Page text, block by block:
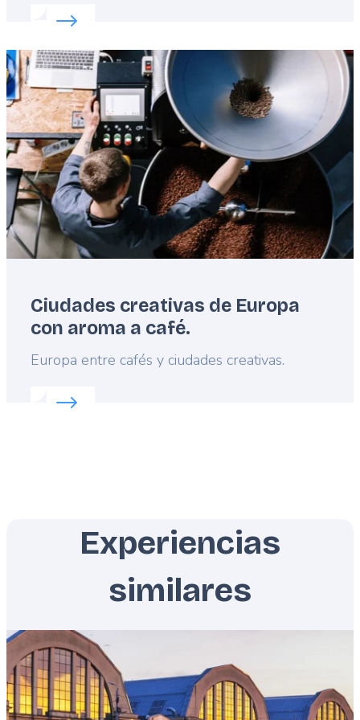
Read more about:
Featured
image
Ciudades creativas de Europa
con aroma a café.
Lead
Europa entre cafés y ciudades creativas.
Read more about:
Experiencias
similares
Featured
image